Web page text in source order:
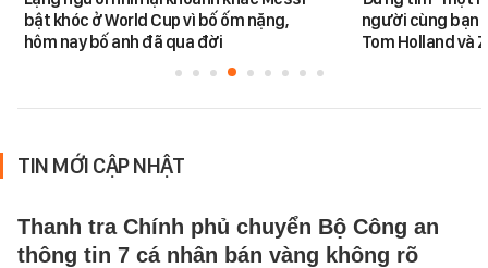
bật khóc ở World Cup vì bố ốm nặng,
hôm nay bố anh đã qua đời
người cùng bạn
Tom Holland và
TIN MỚI CẬP NHẬT
Thanh tra Chính phủ chuyển Bộ Công an
thông tin 7 cá nhân bán vàng không rõ